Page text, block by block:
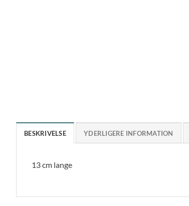
BESKRIVELSE YDERLIGERE INFORMATION
13 cm lange